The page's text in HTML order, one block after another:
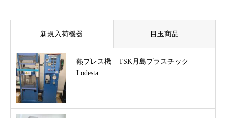
新規入荷機器 目玉商品
熱プレス機 TSK月島プラスチック
Lodesta...